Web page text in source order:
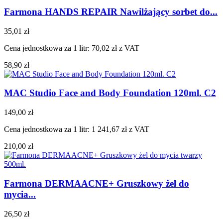
Farmona HANDS REPAIR Nawilżający sorbet do...
35,01 zł
Cena jednostkowa za 1 litr: 70,02 zł z VAT
58,90 zł
MAC Studio Face and Body Foundation 120ml. C2
149,00 zł
Cena jednostkowa za 1 litr: 1 241,67 zł z VAT
210,00 zł
Farmona DERMAACNE+ Gruszkowy żel do
mycia...
26,50 zł